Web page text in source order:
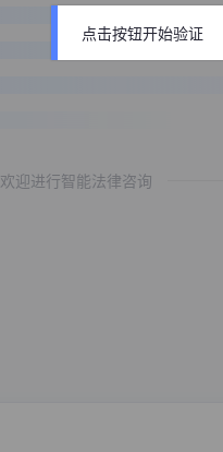
欢迎进行智能法律咨询
点击按钮开始验证